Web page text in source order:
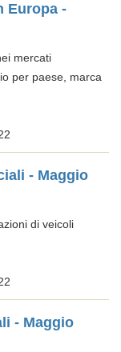
Europa -
mercati
per paese, marca
- Maggio
di veicoli
- Maggio